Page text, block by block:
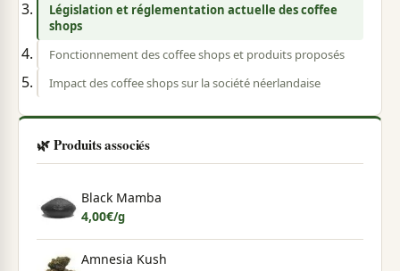
Législation et réglementation actuelle des coffee
shops
Fonctionnement des coffee shops et produits proposés
Impact des coffee shops sur la société néerlandaise
🌿 Produits associés
Black Mamba
4,00€/g
Amnesia Kush